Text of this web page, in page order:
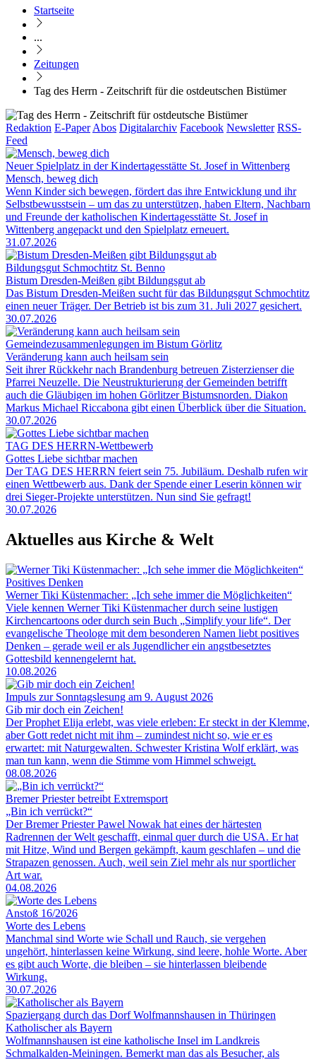
Startseite
...
Zeitungen
Tag des Herrn - Zeitschrift für die ostdeutschen Bistümer
Redaktion E-PaperAbos Digitalarchiv Facebook Newsletter RSS-
Feed
Neuer Spielplatz in der Kindertagesstätte St. Josef in Wittenberg
Mensch, beweg dich
Wenn Kinder sich bewegen, fördert das ihre Entwicklung und ihr
Selbstbewusstsein – um das zu unterstützen, haben Eltern, Nachbarn
und Freunde der katholischen Kindertagesstätte St. Josef in
Wittenberg angepackt und den Spielplatz erneuert.
31.07.2026
Bildungsgut Schmochtitz St. Benno
Bistum Dresden-Meißen gibt Bildungsgut ab
Das Bistum Dresden-Meißen sucht für das Bildungsgut Schmochtitz
einen neuer Träger. Der Betrieb ist bis zum 31. Juli 2027 gesichert.
30.07.2026
Gemeindezusammenlegungen im Bistum Görlitz
Veränderung kann auch heilsam sein
Seit ihrer Rückkehr nach Brandenburg betreuen Zisterzienser die
Pfarrei Neuzelle. Die Neustrukturierung der Gemeinden betrifft
auch die Gläubigen im hohen Görlitzer Bistumsnorden. Diakon
Markus Michael Riccabona gibt einen Überblick über die Situation.
30.07.2026
TAG DES HERRN-Wettbewerb
Gottes Liebe sichtbar machen
Der TAG DES HERRN feiert sein 75. Jubiläum. Deshalb rufen wir
einen Wettbewerb aus. Dank der Spende einer Leserin können wir
drei Sieger-Projekte unterstützen. Nun sind Sie gefragt!
30.07.2026
Aktuelles aus Kirche & Welt
Positives Denken
Werner Tiki Küstenmacher: „Ich sehe immer die Möglichkeiten“
Viele kennen Werner Tiki Küstenmacher durch seine lustigen
Kirchencartoons oder durch sein Buch „Simplify your life“. Der
evangelische Theologe mit dem besonderen Namen liebt positives
Denken – gerade weil er als Jugendlicher ein angstbesetztes
Gottesbild kennengelernt hat.
10.08.2026
Impuls zur Sonntagslesung am 9. August 2026
Gib mir doch ein Zeichen!
Der Prophet Elija erlebt, was viele erleben: Er steckt in der Klemme,
aber Gott redet nicht mit ihm – zumindest nicht so, wie er es
erwartet: mit Naturgewalten. Schwester Kristina Wolf erklärt, was
man tun kann, wenn die Stimme vom Himmel schweigt.
08.08.2026
Bremer Priester betreibt Extremsport
„Bin ich verrückt?“
Der Bremer Priester Pawel Nowak hat eines der härtesten
Radrennen der Welt geschafft, einmal quer durch die USA. Er hat
mit Hitze, Wind und Bergen gekämpft, kaum geschlafen – und die
Strapazen genossen. Auch, weil sein Ziel mehr als nur sportlicher
Art war.
04.08.2026
Anstoß 16/2026
Worte des Lebens
Manchmal sind Worte wie Schall und Rauch, sie vergehen
ungehört, hinterlassen keine Wirkung, sind leere, hohle Worte. Aber
es gibt auch Worte, die bleiben – sie hinterlassen bleibende
Wirkung.
30.07.2026
Spaziergang durch das Dorf Wolfmannshausen in Thüringen
Katholischer als Bayern
Wolfmannshausen ist eine katholische Insel im Landkreis
Schmalkalden-Meiningen. Bemerkt man das als Besucher, als